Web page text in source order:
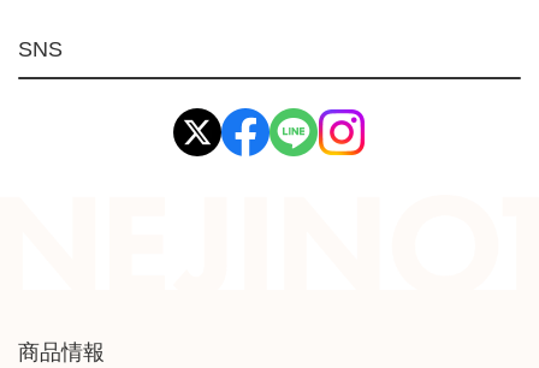
環境安全用品
イマオ製品(IMAO)
工業資材(栃木屋)
SNS
商品情報